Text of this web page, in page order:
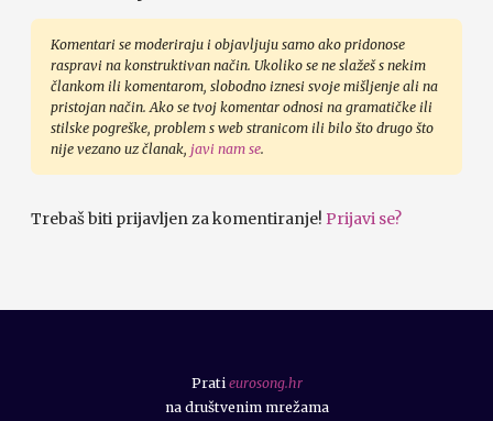
Komentari se moderiraju i objavljuju samo ako pridonose
raspravi na konstruktivan način. Ukoliko se ne slažeš s nekim
člankom ili komentarom, slobodno iznesi svoje mišljenje ali na
pristojan način. Ako se tvoj komentar odnosi na gramatičke ili
stilske pogreške, problem s web stranicom ili bilo što drugo što
nije vezano uz članak, javi nam se.
Trebaš biti prijavljen za komentiranje! Prijavi se?
Prati eurosong.hr
na društvenim mrežama